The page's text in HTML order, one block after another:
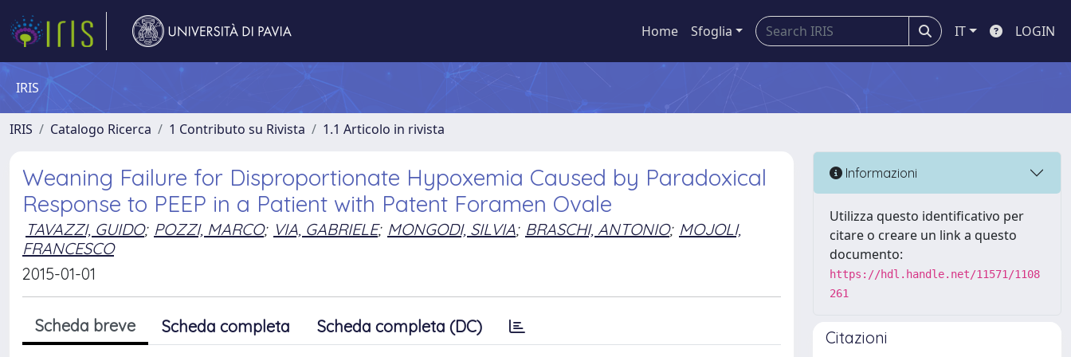
Home Sfoglia IT LOGIN
IRIS
IRIS Catalogo Ricerca 1 Contributo su Rivista 1.1 Articolo in rivista
Weaning Failure for Disproportionate Hypoxemia Caused by Paradoxical
Response to PEEP in a Patient with Patent Foramen Ovale
TAVAZZI, GUIDO; POZZI, MARCO; VIA, GABRIELE; MONGODI, SILVIA; BRASCHI, ANTONIO; MOJOLI,
FRANCESCO
2015-01-01
Scheda breve Scheda completa Scheda completa (DC)
Informazioni
Utilizza questo identificativo per
citare o creare un link a questo
documento:
https://hdl.handle.net/11571/1108
261
Citazioni